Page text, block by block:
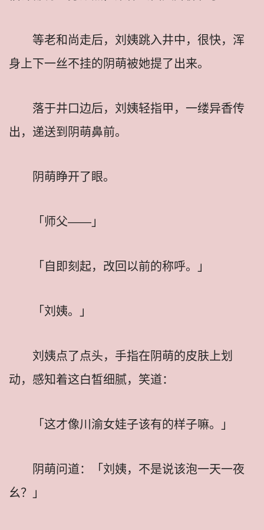
等老和尚走后，刘姨跳入井中，很快，浑
身上下一丝不挂的阴萌被她提了出来。
落于井口边后，刘姨轻指甲，一缕异香传
出，递送到阴萌鼻前。
阴萌睁开了眼。
「师父——」
「自即刻起，改回以前的称呼。」
「刘姨。」
刘姨点了点头，手指在阴萌的皮肤上划
动，感知着这白皙细腻，笑道：
「这才像川渝女娃子该有的样子嘛。」
阴萌问道：「刘姨，不是说该泡一天一夜
幺？」